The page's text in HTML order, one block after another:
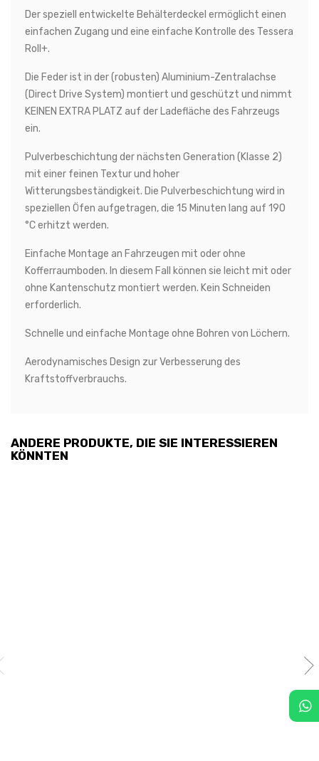
Der speziell entwickelte Behälterdeckel ermöglicht einen
einfachen Zugang und eine einfache Kontrolle des Tessera
Roll+.
Die Feder ist in der (robusten) Aluminium-Zentralachse
(Direct Drive System) montiert und geschützt und nimmt
KEINEN EXTRA PLATZ auf der Ladefläche des Fahrzeugs
ein.
Pulverbeschichtung der nächsten Generation (Klasse 2)
mit einer feinen Textur und hoher
Witterungsbeständigkeit. Die Pulverbeschichtung wird in
speziellen Öfen aufgetragen, die 15 Minuten lang auf 190
°C erhitzt werden.
Einfache Montage an Fahrzeugen mit oder ohne
Kofferraumboden. In diesem Fall können sie leicht mit oder
ohne Kantenschutz montiert werden. Kein Schneiden
erforderlich.
Schnelle und einfache Montage ohne Bohren von Löchern.
Aerodynamisches Design zur Verbesserung des
Kraftstoffverbrauchs.
ANDERE PRODUKTE, DIE SIE INTERESSIEREN
KÖNNTEN